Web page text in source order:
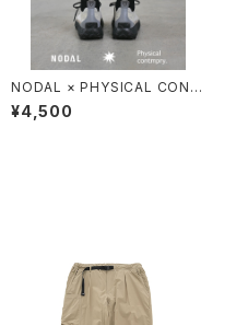
NODAL × PHYSICAL CONT
MPRY.
¥4,500